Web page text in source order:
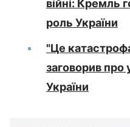
війні: Кремль
роль України
"Це
заговорив про
України